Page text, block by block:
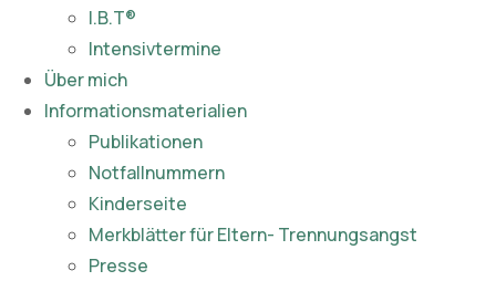
I.B.T®
Intensivtermine
Über mich
Informationsmaterialien
Publikationen​
Notfallnummern
Kinderseite
Merkblätter für Eltern- Trennungsangst
Presse